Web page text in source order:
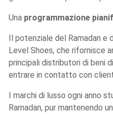
Una programmazione
Il potenziale del Ramadan e
Level Shoes, che rifornisce
principali distributori di beni
entrare in contatto con
I marchi di lusso ogni anno
Ramadan, pur mantenendo